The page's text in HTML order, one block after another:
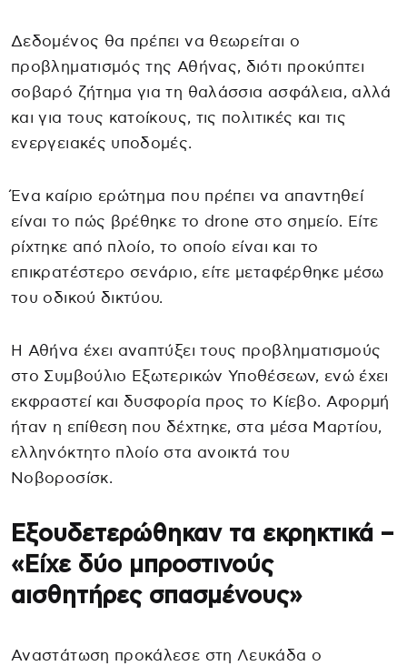
Δεδομένος θα πρέπει να θεωρείται ο
προβληματισμός της Αθήνας, διότι προκύπτει
σοβαρό ζήτημα για τη θαλάσσια ασφάλεια, αλλά
και για τους κατοίκους, τις πολιτικές και τις
ενεργειακές υποδομές.
Ένα καίριο ερώτημα που πρέπει να απαντηθεί
είναι το πώς βρέθηκε το drone στο σημείο. Είτε
ρίχτηκε από πλοίο, το οποίο είναι και το
επικρατέστερο σενάριο, είτε μεταφέρθηκε μέσω
του οδικού δικτύου.
Η Αθήνα έχει αναπτύξει τους προβληματισμούς
στο Συμβούλιο Εξωτερικών Υποθέσεων, ενώ έχει
εκφραστεί και δυσφορία προς το Κίεβο. Αφορμή
ήταν η επίθεση που δέχτηκε, στα μέσα Μαρτίου,
ελληνόκτητο πλοίο στα ανοικτά του
Νοβοροσίσκ.
Εξουδετερώθηκαν τα εκρηκτικά –
«Είχε δύο μπροστινούς
αισθητήρες σπασμένους»
Αναστάτωση προκάλεσε στη Λευκάδα ο